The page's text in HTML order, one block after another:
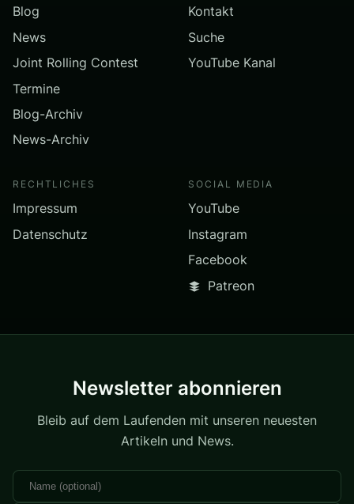
Blog
News
Joint Rolling Contest
Termine
Blog-Archiv
News-Archiv
Kontakt
Suche
YouTube Kanal
RECHTLICHES
Impressum
Datenschutz
SOCIAL MEDIA
YouTube
Instagram
Facebook
Patreon
Newsletter abonnieren
Bleib auf dem Laufenden mit unseren neuesten
Artikeln und News.